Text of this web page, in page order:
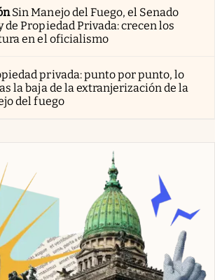
Sin Manejo del Fuego, el Senado
de Propiedad Privada: crecen los
en el oficialismo
privada: punto por punto, lo
la baja de la extranjerización de la
del fuego